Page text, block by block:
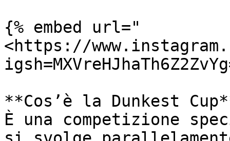
{% embed url="
<https://
**Cos’è la Dunkest
È una competizione